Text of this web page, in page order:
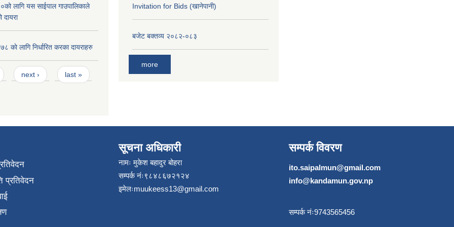
लागि यस साईपाल गाउपालिकाले
लागि निर्धारित करका दायराहरु
next › last »
Invitation for Bids (खानेपानी)
बजेट बक्तव्य २०८२-०८३
more
प्रतिवेदन
सूचना अधिकारी
नामः मुकेश बहादुर बोहरा
सम्पर्क नंः९८४८६७२१२४
इमेलःmuukeess13@gmail.com
सम्पर्क विवरण
ito.saipalmun@gmail.com
info@kandamun.gov.np
सम्पर्क नंः9743565456